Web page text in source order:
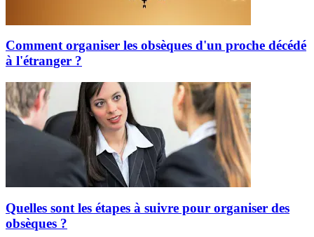
Comment organiser les obsèques d'un proche décédé
à l'étranger ?
Quelles sont les étapes à suivre pour organiser des
obsèques ?